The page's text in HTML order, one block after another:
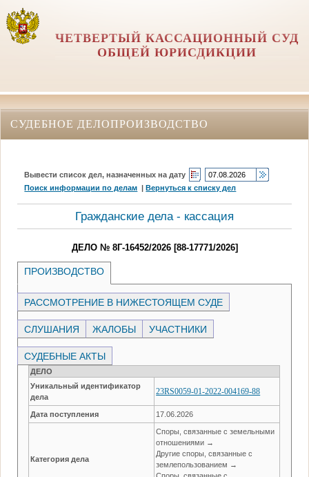
ЧЕТВЕРТЫЙ КАССАЦИОННЫЙ СУД
ОБЩЕЙ ЮРИСДИКЦИИ
СУДЕБНОЕ ДЕЛОПРОИЗВОДСТВО
Вывести список дел, назначенных на дату
Поиск информации по делам |Вернуться к списку дел
Гражданские дела - кассация
ДЕЛО № 8Г-16452/2026 [88-17771/2026]
ПРОИЗВОДСТВО
РАССМОТРЕНИЕ В НИЖЕСТОЯЩЕМ СУДЕ
СЛУШАНИЯ ЖАЛОБЫ УЧАСТНИКИ
СУДЕБНЫЕ АКТЫ
ДЕЛО
Уникальный идентификатор
дела
23RS0059-01-2022-004169-88
Дата поступления 17.06.2026
Категория дела
Споры, связанные с земельными
отношениями →
Другие споры, связанные с
землепользованием →